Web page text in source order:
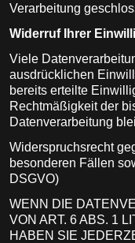
Verarbeitung
Widerruf Ihrer
Viele
ausdrücklichen
bereits erteilte
Rechtmäßigkeit der
Datenverarbeitung
Widerspruchsrecht
besonderen Fällen
DSGVO)
WENN DIE
VON ART. 6 ABS. 1
HABEN SIE